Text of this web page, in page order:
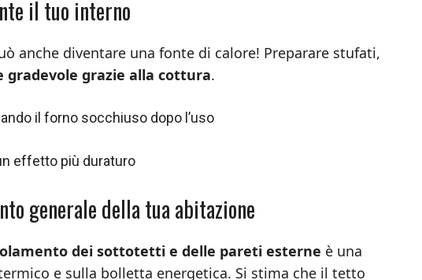
il tuo interno
anche diventare una fonte di calore! Preparare stufati,
gradevole grazie alla cottura.
il forno socchiuso dopo l’uso
effetto più duraturo
generale della tua abitazione
dei sottotetti e delle pareti esterne è una
e sulla bolletta energetica. Si stima che il tetto